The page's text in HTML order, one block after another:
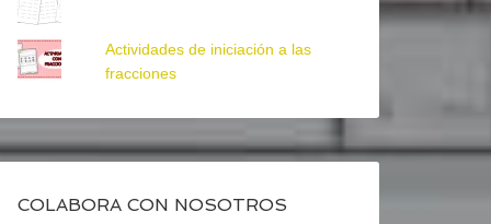
Actividades de iniciación a las
fracciones
COLABORA CON NOSOTROS